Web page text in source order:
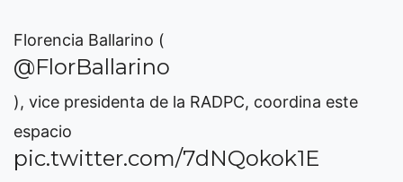
Florencia Ballarino (
@FlorBallarino
), vice presidenta de la RADPC, coordina este
espacio
pic.twitter.com/7dNQokok1E